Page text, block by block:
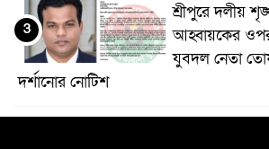
শ্রীপুরে দলীয়
আহ্বায়কের
যুবদল নেতা
দর্শানোর নোটিশ
3